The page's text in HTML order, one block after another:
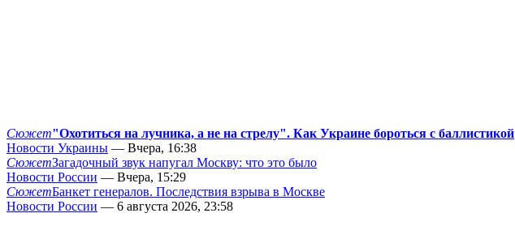
Сюжет"Охотиться на лучника, а не на стрелу". Как Украине бороться с баллистикой
Новости Украины — Вчера, 16:38
СюжетЗагадочный звук напугал Москву: что это было
Новости России — Вчера, 15:29
СюжетБанкет генералов. Последствия взрыва в Москве
Новости России — 6 августа 2026, 23:58